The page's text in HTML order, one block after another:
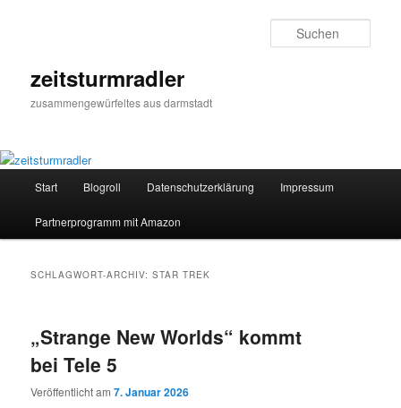
zeitsturmradler
zusammengewürfeltes aus darmstadt
Start Blogroll Datenschutzerklärung Impressum
Partnerprogramm mit Amazon
SCHLAGWORT-ARCHIV:STAR TREK
„Strange New Worlds“ kommt
bei Tele 5
Veröffentlicht am7. Januar 2026